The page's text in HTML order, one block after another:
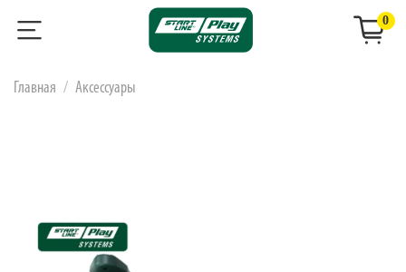
0
Главная Аксессуары